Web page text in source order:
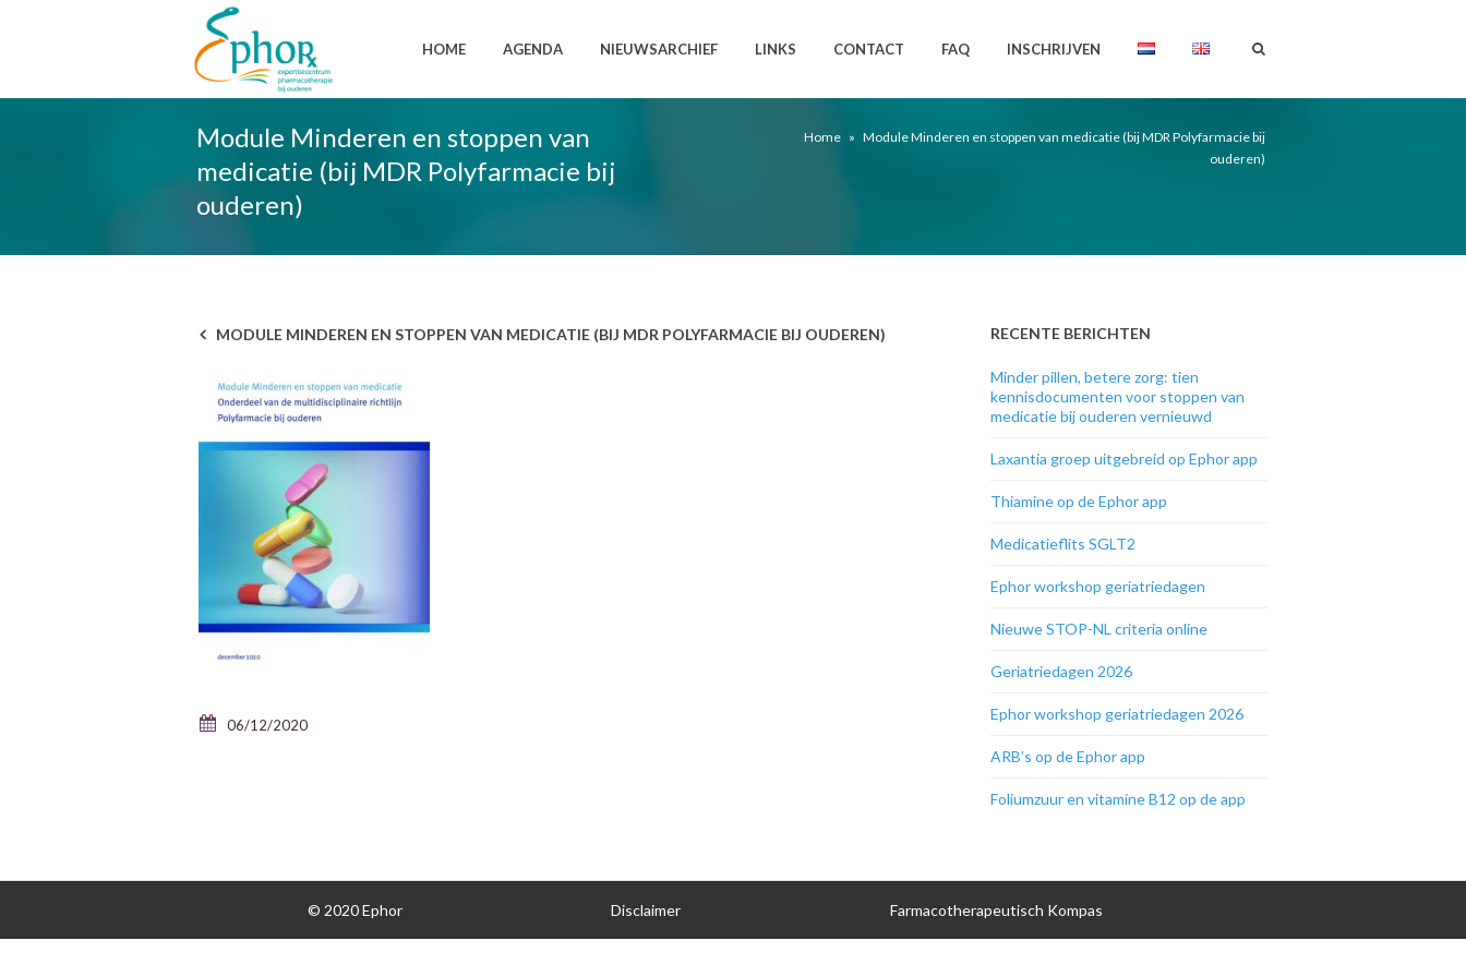
HOME AGENDA NIEUWSARCHIEF LINKS CONTACT FAQ INSCHRIJVEN
Module Minderen en stoppen van
medicatie (bij MDR Polyfarmacie bij
ouderen)
Home » Module Minderen en stoppen van medicatie (bij MDR Polyfarmacie bij
ouderen)
MODULE MINDEREN EN STOPPEN VAN MEDICATIE (BIJ MDR POLYFARMACIE BIJ OUDEREN)
06/12/2020
RECENTE BERICHTEN
Minder pillen, betere zorg: tien
kennisdocumenten voor stoppen van
medicatie bij ouderen vernieuwd
Laxantia groep uitgebreid op Ephor app
Thiamine op de Ephor app
Medicatieflits SGLT2
Ephor workshop geriatriedagen
Nieuwe STOP-NL criteria online
Geriatriedagen 2026
Ephor workshop geriatriedagen 2026
ARB’s op de Ephor app
Foliumzuur en vitamine B12 op de app
© 2020 Ephor Disclaimer Farmacotherapeutisch Kompas